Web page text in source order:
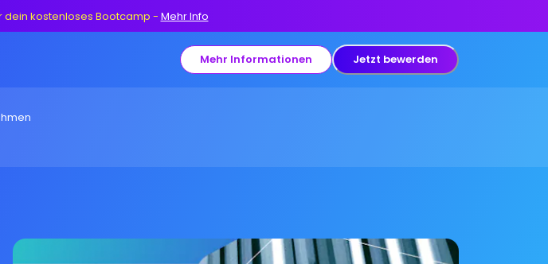
dein kostenloses Bootcamp - Mehr Info
Mehr Informationen Jetzt bewerden